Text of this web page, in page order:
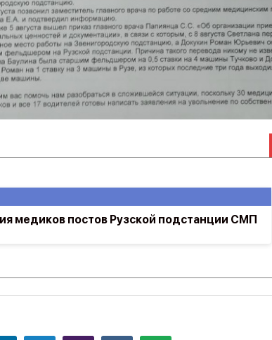
медиков постов Рузской подстанции СМП